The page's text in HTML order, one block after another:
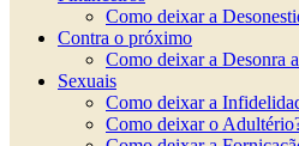
Como deixar a
Contra o próximo
Como deixar a Desonra
Sexuais
Como deixar a
Como deixar o